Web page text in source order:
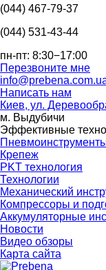
(044) 467-79-37
(044) 531-43-44
пн-пт: 8:30−17:00
Перезвоните мне
Написать нам
Киев, ул.
м. Выдубичи
Эффективные
Крепеж
PKT технология
Технологии
Механический
Компрессоры и
Аккумуляторные
Новости
Видео обзоры
Карта сайта